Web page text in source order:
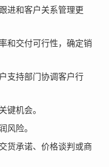
进和客户关系管理更
和交付可行性，确定销
支持部门协调客户行
键机会。
风险。
货承诺、价格谈判或商